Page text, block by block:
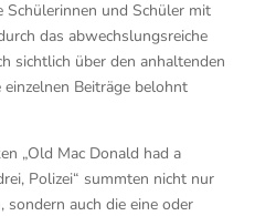
Schülerinnen und Schüler mit
das abwechslungsreiche
sichtlich über den anhaltenden
Beiträge belohnt
„Old Mac Donald had a
Polizei“ summten nicht nur
sondern auch die eine oder